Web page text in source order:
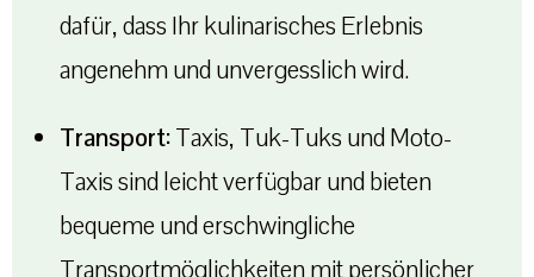
dafür, dass Ihr kulinarisches Erlebnis
angenehm und unvergesslich wird.
Transport:Taxis, Tuk-Tuks und Moto-
Taxis sind leicht verfügbar und bieten
bequeme und erschwingliche
Transportmöglichkeiten mit persönlicher